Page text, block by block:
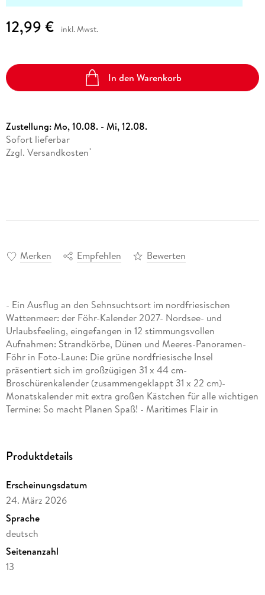
12,99 € inkl. Mwst.
In den Warenkorb
Zustellung:Mo, 10.08. - Mi, 12.08.
Sofort lieferbar
Zzgl. Versandkosten *
Merken Empfehlen Bewerten
- Ein Ausflug an den Sehnsuchtsort im nordfriesischen
Wattenmeer: der Föhr-Kalender 2027- Nordsee- und
Urlaubsfeeling, eingefangen in 12 stimmungsvollen
Aufnahmen: Strandkörbe, Dünen und Meeres-Panoramen-
Föhr in Foto-Laune: Die grüne nordfriesische Insel
präsentiert sich im großzügigen 31 x 44 cm-
Broschürenkalender (zusammengeklappt 31 x 22 cm)-
Monatskalender mit extra großen Kästchen für alle wichtigen
Termine: So macht Planen Spaß! - Maritimes Flair in
Produktdetails
Erscheinungsdatum
24. März 2026
Sprache
deutsch
Seitenanzahl
13